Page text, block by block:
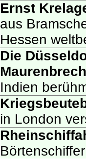
Ernst
aus
Hessen
Die
Indien
in London